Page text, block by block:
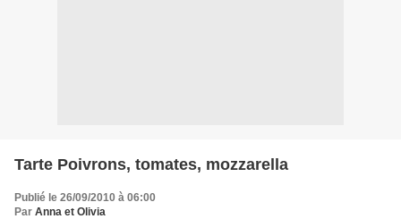
Tarte Poivrons, tomates, mozzarella
Publié le 26/09/2010 à 06:00
Par Anna et Olivia